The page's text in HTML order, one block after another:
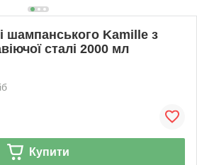
шампанського Kamille з
сталі 2000 мл
Купити